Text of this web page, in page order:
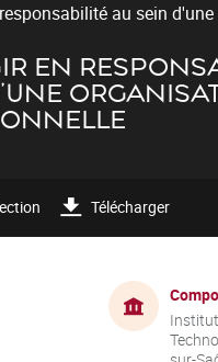
au sein
EN
Télécharger